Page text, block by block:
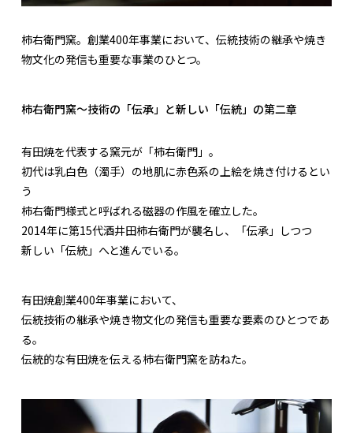
柿右衛門窯。創業400年事業において、伝統技術の継承や焼き
物文化の発信も重要な事業のひとつ。
柿右衛門窯〜技術の「伝承」と新しい「伝統」の第二章
有田焼を代表する窯元が「柿右衛門」。
初代は乳白色（濁手）の地肌に赤色系の上絵を焼き付けるとい
う
柿右衛門様式と呼ばれる磁器の作風を確立した。
2014年に第15代酒井田柿右衛門が襲名し、「伝承」しつつ
新しい「伝統」へと進んでいる。
有田焼創業400年事業において、
伝統技術の継承や焼き物文化の発信も重要な要素のひとつであ
る。
伝統的な有田焼を伝える柿右衛門窯を訪ねた。